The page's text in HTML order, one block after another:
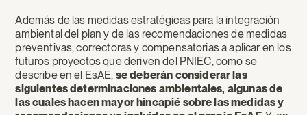
Además de las medidas estratégicas para la integración
ambiental del plan y de las recomendaciones de medidas
preventivas, correctoras y compensatorias a aplicar en los
futuros proyectos que deriven del PNIEC, como se
describe en el EsAE, se deberán considerar las
siguientes determinaciones ambientales, algunas de
las cuales hacen mayor hincapié sobre las medidas y